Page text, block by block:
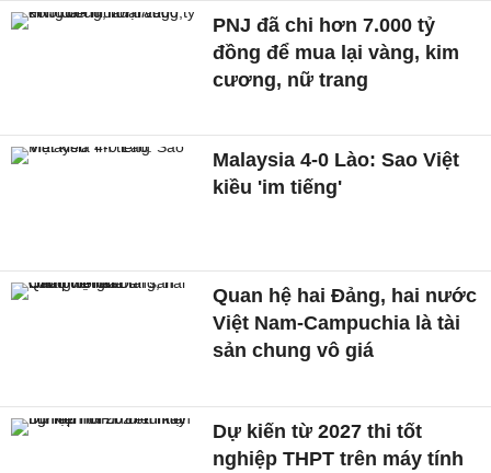
PNJ đã chi hơn 7.000 tỷ
đồng để mua lại vàng, kim
cương, nữ trang
Malaysia 4-0 Lào: Sao Việt
kiều 'im tiếng'
Quan hệ hai Đảng, hai nước
Việt Nam-Campuchia là tài
sản chung vô giá ​
Dự kiến từ 2027 thi tốt
nghiệp THPT trên máy tính